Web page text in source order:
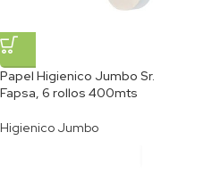
Papel Higienico Jumbo Sr.
Fapsa, 6 rollos 400mts
Higienico Jumbo